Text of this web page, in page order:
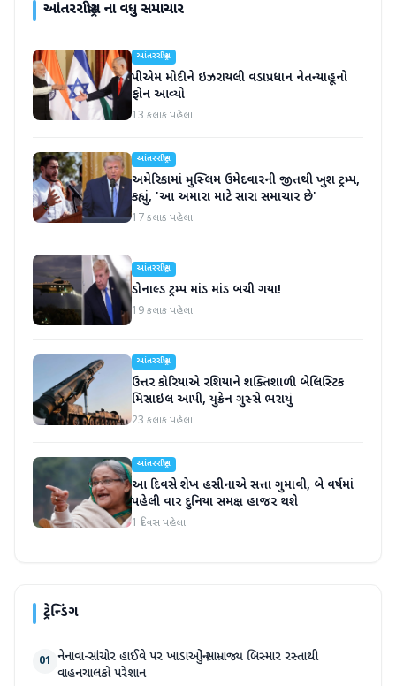
આંતરરાષ્ટ્રીયના વધુ સમાચાર
આંતરરાષ્ટ્રીય
પીએમ મોદીને ઇઝરાયલી વડાપ્રધાન નેતન્યાહૂનો
ફોન આવ્યો
13 કલાક પહેલા
આંતરરાષ્ટ્રીય
અમેરિકામાં મુસ્લિમ ઉમેદવારની જીતથી ખુશ ટ્રમ્પ,
કહ્યું, 'આ અમારા માટે સારા સમાચાર છે'
17 કલાક પહેલા
આંતરરાષ્ટ્રીય
ડોનાલ્ડ ટ્રમ્પ માંડ માંડ બચી ગયા!
19 કલાક પહેલા
આંતરરાષ્ટ્રીય
ઉત્તર કોરિયાએ રશિયાને શક્તિશાળી બેલિસ્ટિક
મિસાઇલ આપી, યુક્રેન ગુસ્સે ભરાયું
23 કલાક પહેલા
આંતરરાષ્ટ્રીય
આ દિવસે શેખ હસીનાએ સત્તા ગુમાવી, બે વર્ષમાં
પહેલી વાર દુનિયા સમક્ષ હાજર થશે
1 દિવસ પહેલા
ટ્રેન્ડિંગ
01 નેનાવા-સાંચોર હાઈવે પર ખાડાઓનું સામ્રાજ્ય બિસ્માર રસ્તાથી
વાહનચાલકો પરેશાન